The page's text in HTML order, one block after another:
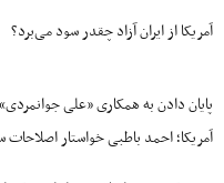
آمریکا از ایران آزاد چقدر سود می‌برد؟
پایان دادن به همکاری «علی
آمریکا؛ احمد باطبی خواستار